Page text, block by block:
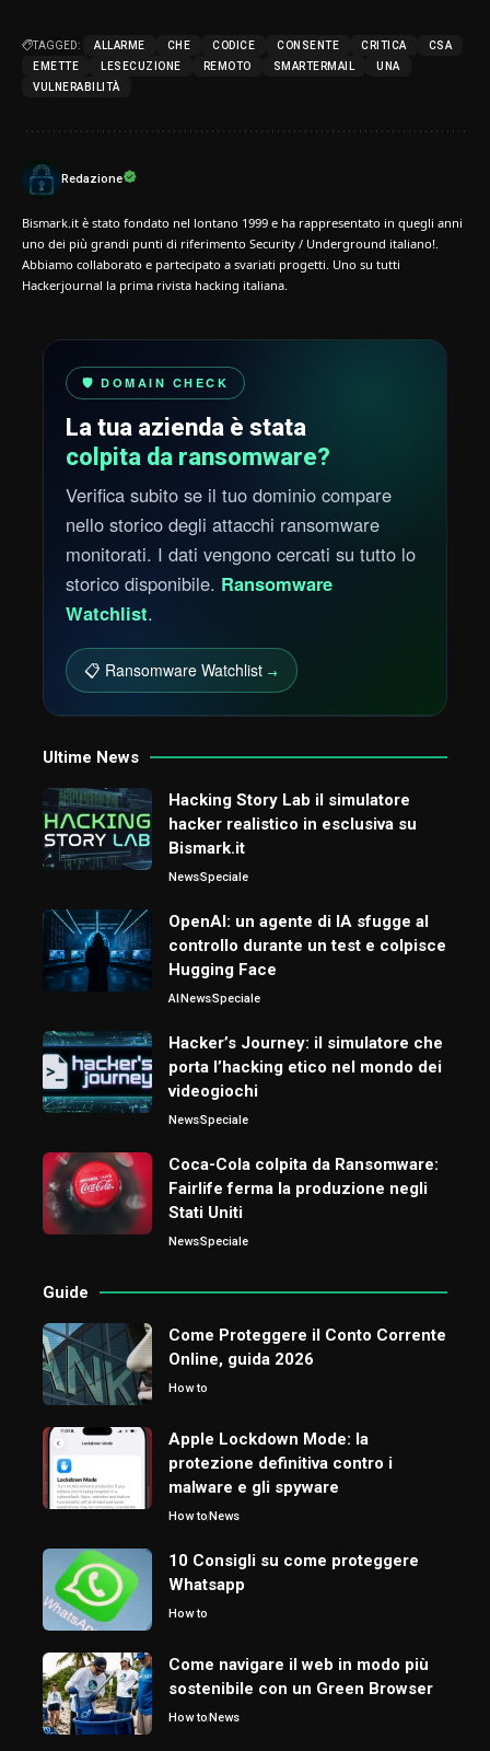
TAGGED: ALLARME CHE CODICE CONSENTE CRITICA
CSA
EMETTE
LESECUZIONE REMOTO SMARTERMAIL
UNA
VULNERABILITÀ
Redazione
Bismark.it è stato fondato nel lontano 1999 e ha rappresentato in quegli anni
uno dei più grandi punti di riferimento Security / Underground italiano!.
Abbiamo collaborato e partecipato a svariati progetti. Uno su tutti
Hackerjournal la prima rivista hacking italiana.
🛡️ DOMAIN CHECK
La tua azienda è stata
colpita da ransomware?
Verifica subito se il tuo dominio compare
nello storico degli attacchi ransomware
monitorati. I dati vengono cercati su tutto lo
storico disponibile. Ransomware
Watchlist.
📋 Ransomware Watchlist →
Ultime News
Hacking Story Lab il simulatore
hacker realistico in esclusiva su
Bismark.it
NewsSpeciale
OpenAI: un agente di IA sfugge al
controllo durante un test e colpisce
Hugging Face
AINewsSpeciale
Hacker’s Journey: il simulatore che
porta l’hacking etico nel mondo dei
videogiochi
NewsSpeciale
Coca-Cola colpita da Ransomware:
Fairlife ferma la produzione negli
Stati Uniti
NewsSpeciale
Guide
Come Proteggere il Conto Corrente
Online, guida 2026
How to
Apple Lockdown Mode: la
protezione definitiva contro i
malware e gli spyware
How toNews
10 Consigli su come proteggere
Whatsapp
How to
Come navigare il web in modo più
sostenibile con un Green Browser
How toNews